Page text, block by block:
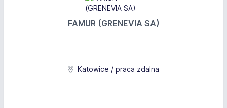
FAMUR (GRENEVIA SA)
Katowice / praca zdalna